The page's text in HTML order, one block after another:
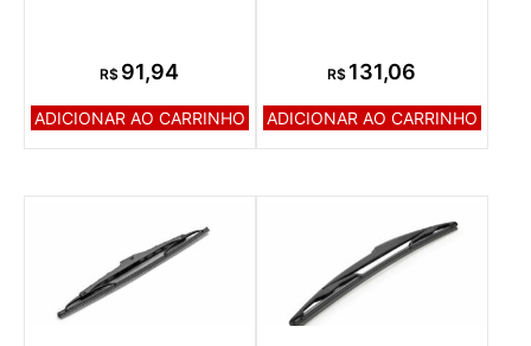
R$ 91,94
ADICIONAR AO CARRINHO
R$ 131,06
ADICIONAR AO CARRINHO